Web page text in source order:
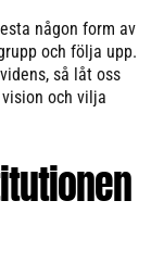
någon form av
och följa upp.
så låt oss
och vilja